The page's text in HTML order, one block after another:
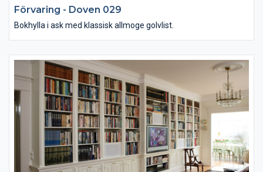
Förvaring - Doven 029
Bokhylla i ask med klassisk allmoge golvlist.